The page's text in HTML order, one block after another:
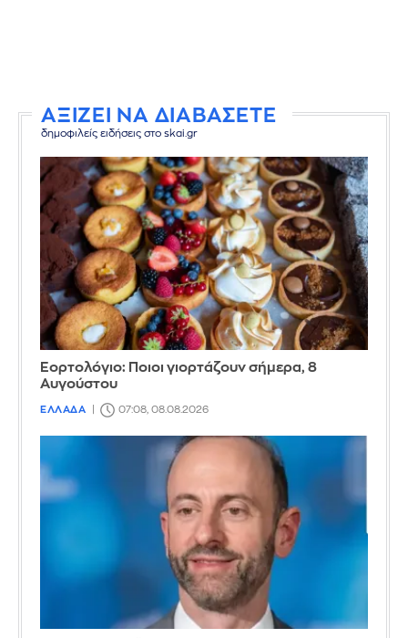
ΑΞΙΖΕΙ ΝΑ ΔΙΑΒΑΣΕΤΕ
δημοφιλείς ειδήσεις στο skai.gr
Εορτολόγιο: Ποιοι γιορτάζουν σήμερα, 8
Αυγούστου
ΕΛΛΑΔΑ 07:08, 08.08.2026